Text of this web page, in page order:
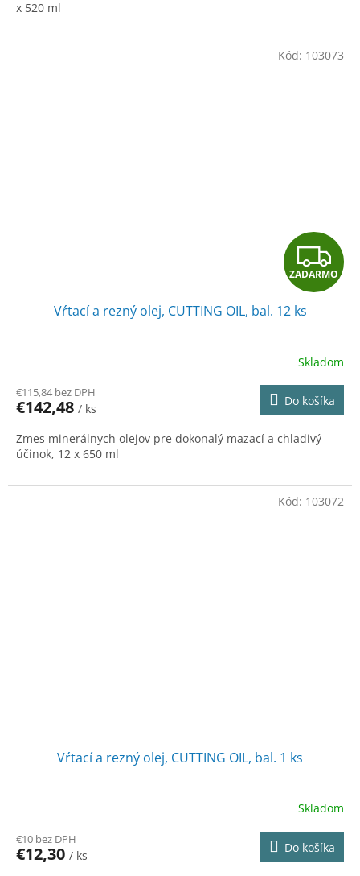
x 520 ml
Z
A
A
R
M
ZADARMO
Vŕtací a rezný olej, CUTTING OIL, bal. 12 ks
Skladom
€115,84 bez DPH
€142,48 / ks
Do košíka
Zmes minerálnych olejov pre dokonalý mazací a chladivý
účinok, 12 x 650 ml
Kód: 103073
Vŕtací a rezný olej, CUTTING OIL, bal. 1 ks
Skladom
€10 bez DPH
€12,30 / ks
Do košíka
Kód: 103072